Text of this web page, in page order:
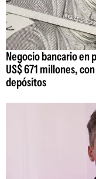
Negocio bancario en
US$ 671 millones,
depósitos